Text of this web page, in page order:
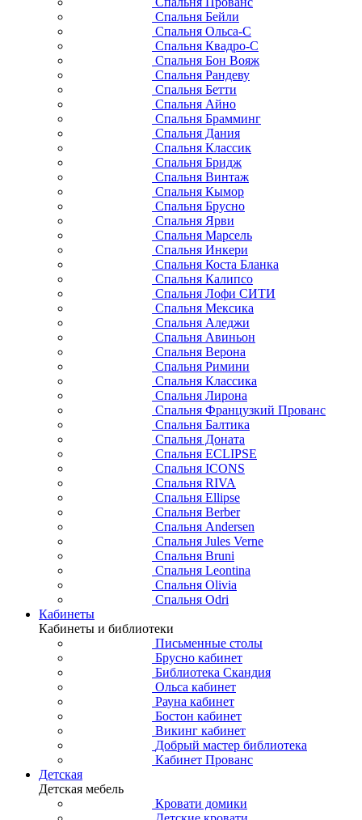
Спальня Бейли
Спальня Ольса-С
Спальня Квадро-С
Спальня Бон Вояж
Спальня Рандеву
Спальня Бетти
Спальня Айно
Спальня Брамминг
Спальня Дания
Спальня Классик
Спальня Бридж
Спальня Винтаж
Спальня Кымор
Спальня Брусно
Спальня Ярви
Спальня Марсель
Спальня Инкери
Спальня Коста Бланка
Спальня Калипсо
Спальня Лофи СИТИ
Спальня Мексика
Спальня Аледжи
Спальня Авиньон
Спальня Верона
Спальня Римини
Спальня Классика
Спальня Лирона
Спальня Французкий Прованс
Спальня Балтика
Спальня Доната
Спальня ECLIPSE
Спальня ICONS
Спальня RIVA
Спальня Ellipse
Спальня Berber
Спальня Andersen
Спальня Jules Verne
Спальня Bruni
Спальня Leontina
Спальня Olivia
Спальня Odri
Кабинеты
Кабинеты и библиотеки
Письменные столы
Брусно кабинет
Библиотека Скандия
Ольса кабинет
Рауна кабинет
Бостон кабинет
Викинг кабинет
Добрый мастер библиотека
Кабинет Прованс
Детская
Детская мебель
Кровати домики